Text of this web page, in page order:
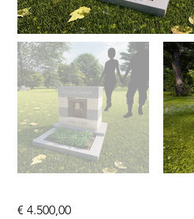
Prijs
€ 4.500,00